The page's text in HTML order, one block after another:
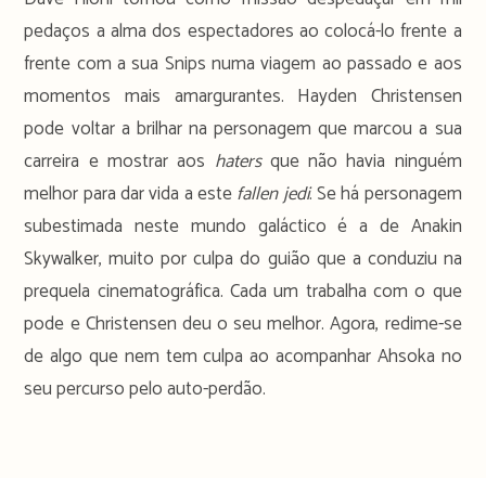
pedaços a alma dos espectadores ao colocá-lo frente a
frente com a sua Snips numa viagem ao passado e aos
momentos mais amargurantes. Hayden Christensen
pode voltar a brilhar na personagem que marcou a sua
carreira e mostrar aos hatersque não havia ninguém
melhor para dar vida a estefallen jedi. Se há personagem
subestimada neste mundo galáctico é a de Anakin
Skywalker, muito por culpa do guião que a conduziu na
prequela cinematográfica. Cada um trabalha com o que
pode e Christensen deu o seu melhor. Agora, redime-se
de algo que nem tem culpa ao acompanhar Ahsoka no
seu percurso pelo auto-perdão.